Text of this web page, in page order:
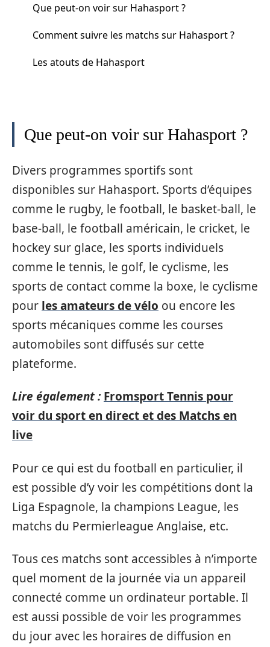
Que peut-on voir sur Hahasport ?
Comment suivre les matchs sur Hahasport ?
Les atouts de Hahasport
Que peut-on voir sur Hahasport ?
Divers programmes sportifs sont
disponibles sur Hahasport. Sports d’équipes
comme le rugby, le football, le basket-ball, le
base-ball, le football américain, le cricket, le
hockey sur glace, les sports individuels
comme le tennis, le golf, le cyclisme, les
sports de contact comme la boxe, le cyclisme
pour les amateurs de vélo ou encore les
sports mécaniques comme les courses
automobiles sont diffusés sur cette
plateforme.
Lire également : Fromsport Tennis pour
voir du sport en direct et des Matchs en
live
Pour ce qui est du football en particulier, il
est possible d’y voir les compétitions dont la
Liga Espagnole, la champions League, les
matchs du Permierleague Anglaise, etc.
Tous ces matchs sont accessibles à n’importe
quel moment de la journée via un appareil
connecté comme un ordinateur portable. Il
est aussi possible de voir les programmes
du jour avec les horaires de diffusion en